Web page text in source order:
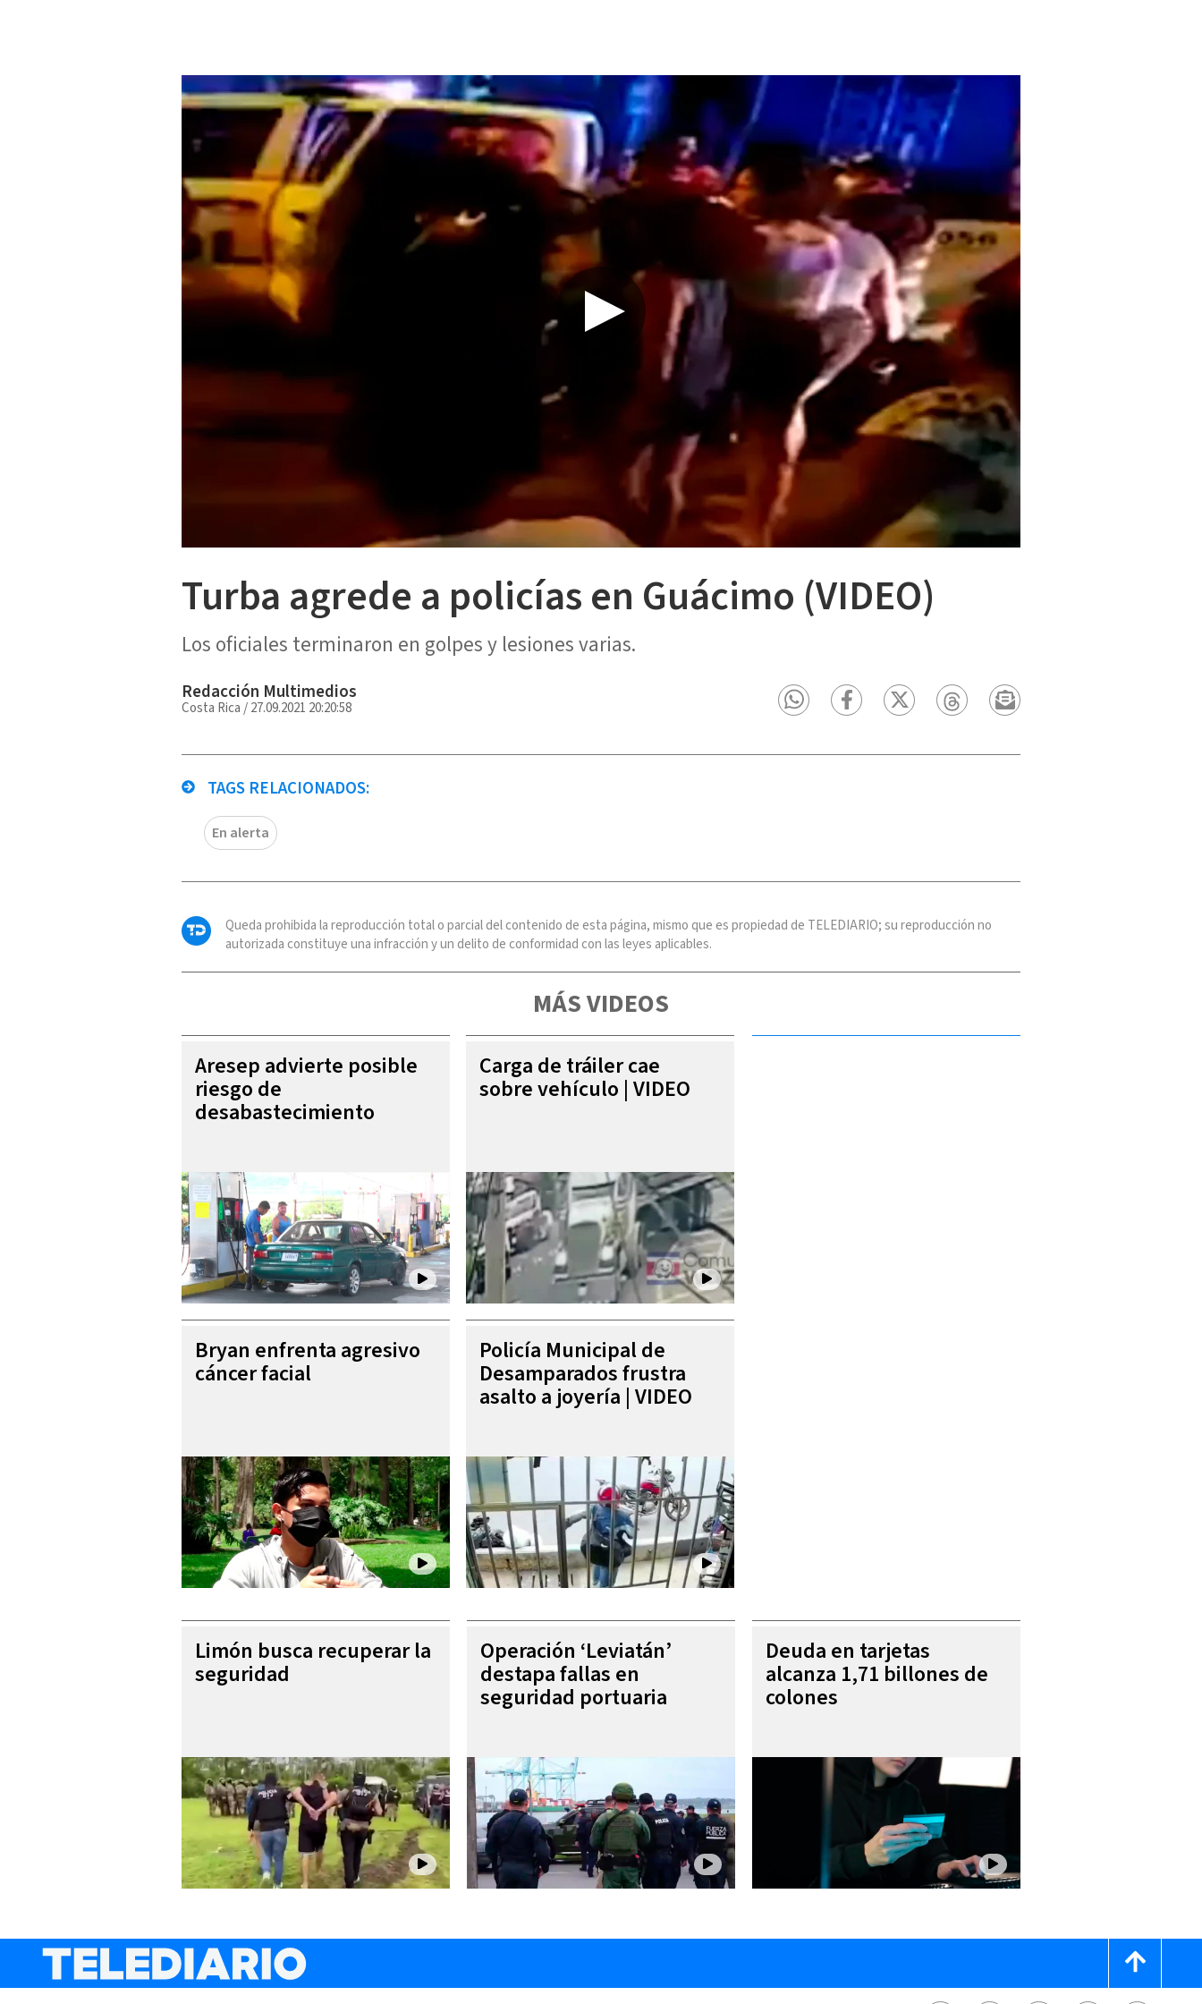
Turba agrede a policías en Guácimo (VIDEO)
Los oficiales terminaron en golpes y lesiones varias.
Redacción Multimedios
Costa Rica /27.09.2021 20:20:58
TAGS RELACIONADOS:
En alerta
Queda prohibida la reproducción total o parcial del contenido de esta página, mismo que es propiedad de TELEDIARIO; su reproducción no
autorizada constituye una infracción y un delito de conformidad con las leyes aplicables.
MÁS VIDEOS
Aresep advierte posible
riesgo de
desabastecimiento
Carga de tráiler cae
sobre vehículo | VIDEO
Bryan enfrenta agresivo
cáncer facial
Policía Municipal de
Desamparados frustra
asalto a joyería | VIDEO
Limón busca recuperar la
seguridad
Operación ‘Leviatán’
destapa fallas en
seguridad portuaria
Deuda en tarjetas
alcanza 1,71 billones de
colones